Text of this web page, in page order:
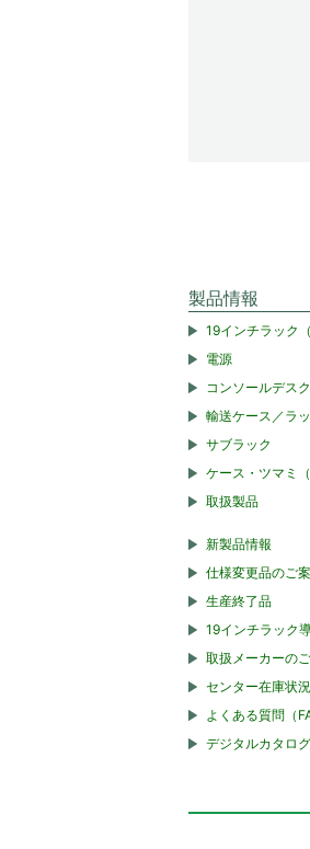
製品情報
19インチラック
電源
コンソールデスク
輸送ケース／ラ
サブラック
ケース・ツマミ（
取扱製品
新製品情報
仕様変更品のご
生産終了品
19インチラック
取扱メーカーの
センター在庫状
よくある質問（
デジタルカタログ